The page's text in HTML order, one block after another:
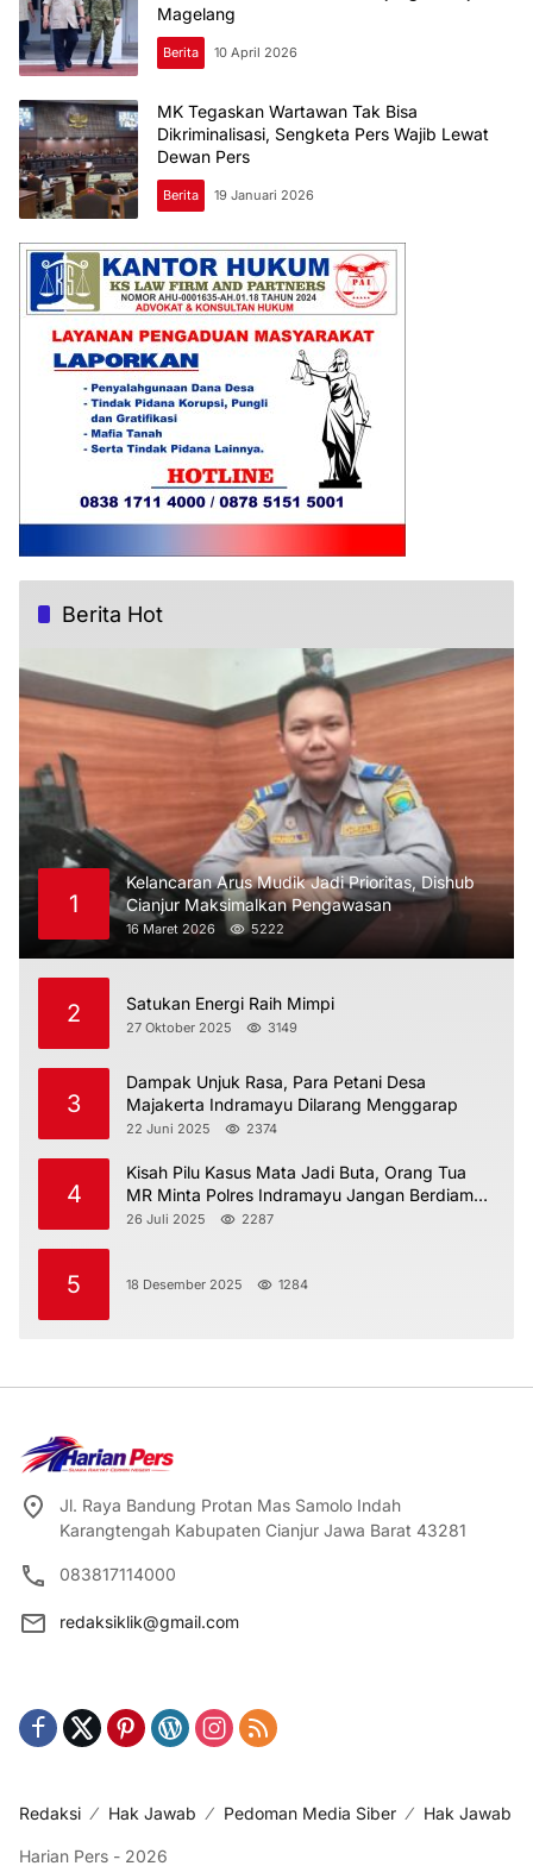
Magelang
Berita 10 April 2026
MK Tegaskan Wartawan Tak Bisa
Dikriminalisasi, Sengketa Pers Wajib Lewat
Dewan Pers
Berita 19 Januari 2026
Berita Hot
1
Kelancaran Arus Mudik Jadi Prioritas, Dishub
Cianjur Maksimalkan Pengawasan
16 Maret 2026 5222
2 Satukan Energi Raih Mimpi
27 Oktober 2025 3149
3
Dampak Unjuk Rasa, Para Petani Desa
Majakerta Indramayu Dilarang Menggarap
22 Juni 2025 2374
4
Kisah Pilu Kasus Mata Jadi Buta, Orang Tua
MR Minta Polres Indramayu Jangan Berdiam
Diri
26 Juli 2025 2287
5 18 Desember 2025 1284
Jl. Raya Bandung Protan Mas Samolo Indah
Karangtengah Kabupaten Cianjur Jawa Barat 43281
083817114000
redaksiklik@gmail.com
Redaksi Hak Jawab Pedoman Media Siber Hak Jawab
Harian Pers - 2026